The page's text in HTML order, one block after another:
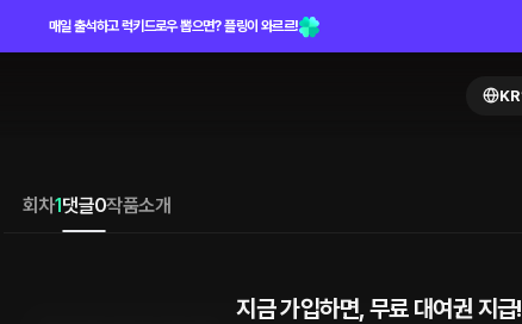
매일 출석하고 럭키드로우 뽑으면? 플링이 와르르!
KR
회차1댓글0작품소개
지금 가입하면, 무료 대여권 지급!